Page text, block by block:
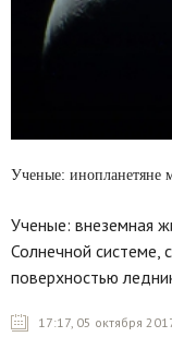
Ученые: инопланетяне
Ученые: внеземная
Солнечной системе,
поверхностью
17:17, 05 октября